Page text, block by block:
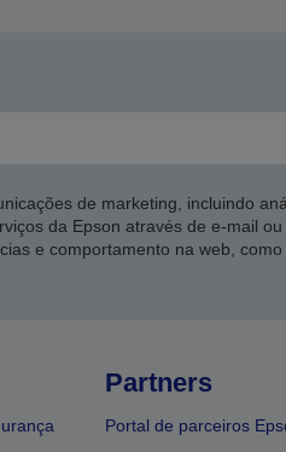
de marketing, incluindo
da Epson através de e-mail
e comportamento na web, como
Partners
Portal de parceiros